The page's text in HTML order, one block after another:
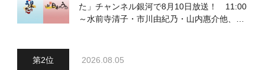
た」チャンネル銀河で8月10日放送！ 11:00
～水前寺清子・市川由紀乃・山内惠介他、
2026.08.05